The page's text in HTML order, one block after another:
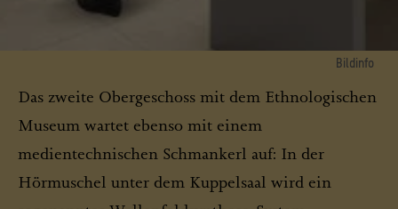
Bildinfo
Blick in das Kabinett des Skulpturensaals, Entwurf, Stand Juni 2014
© SHF / Ausstellungsgestaltung: Ralph Appelbaum Associates / malsyteufel
Das zweite Obergeschoss mit dem Ethnologischen
Museum wartet ebenso mit einem
medientechnischen Schmankerl auf: In der
Hörmuschel unter dem Kuppelsaal wird ein